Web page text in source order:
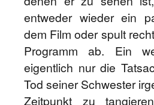
entweder wieder ein
dem Film oder spult
Programm ab. Ein
eigentlich nur die
Tod seiner Schwester
Zeitpunkt zu